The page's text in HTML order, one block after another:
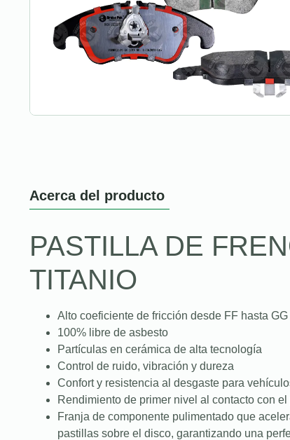
Acerca del producto
PASTILLA DE
TITANIO
Alto coeficiente de fricción desde FF hasta GG
100% libre de asbesto
Partículas en cerámica de alta tecnología
Control de ruido, vibración y dureza
Confort y resistencia al desgaste para
Rendimiento de primer nivel al contacto con el
Franja de componente pulimentado que
pastillas sobre el disco, garantizando una